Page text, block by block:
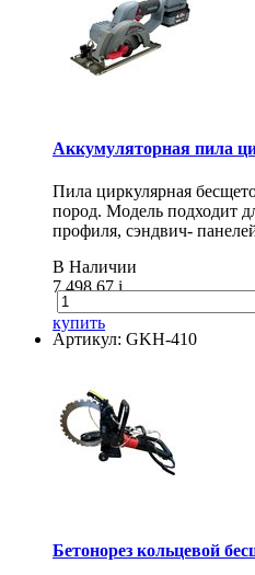
Аккумуляторная пила
Пила циркулярная
пород. Модель подходит
профиля, сэндвич-
В Наличии
7 498.67i
купить
Артикул: GKH-410
Бетонорез кольцевой